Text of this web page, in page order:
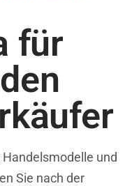
für
und
Sie nach der